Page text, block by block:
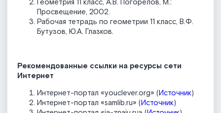
Геометрия 11 класс, А.В. Погорелов, М.:
Просвещение, 2002.
Рабочая тетрадь по геометрии 11 класс, В.Ф.
Бутузов, Ю.А. Глазков.
Рекомендованные ссылки на ресурсы сети
Интернет
Интернет-портал «youclever.org» (Источник)
Интернет-портал «samlib.ru» (Источник)